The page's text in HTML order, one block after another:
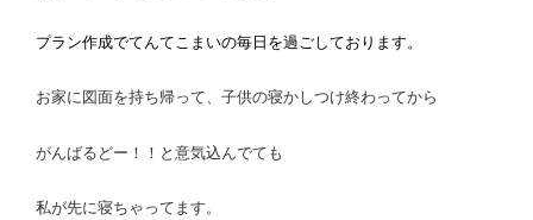
プラン作成でてんてこまいの毎日を過ごしております。
お家に図面を持ち帰って、子供の寝かしつけ終わってから
がんばるどー！！と意気込んでても
私が先に寝ちゃってます。